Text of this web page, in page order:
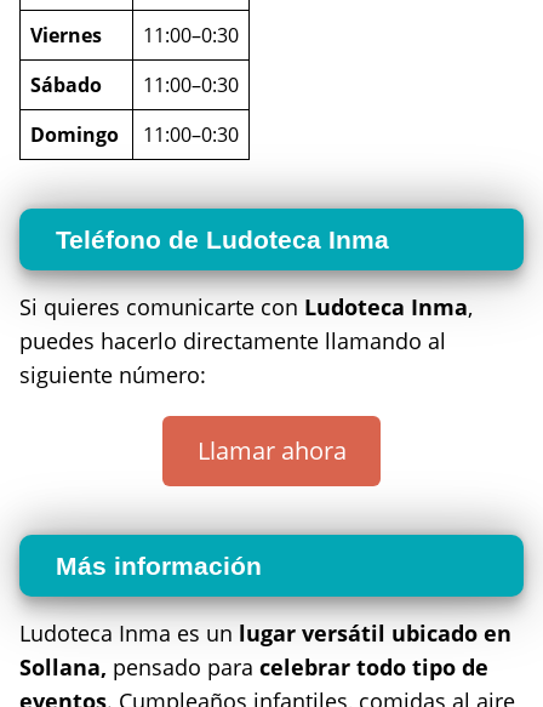
Viernes
11:00–0:30
Sábado
11:00–0:30
Domingo
11:00–0:30
Teléfono de Ludoteca Inma
Si quieres comunicarte con Ludoteca Inma,
puedes hacerlo directamente llamando al
siguiente número:
Llamar ahora
Más información
Ludoteca Inma es un lugar versátil ubicado en
Sollana, pensado para celebrar todo tipo de
eventos. Cumpleaños infantiles, comidas al aire